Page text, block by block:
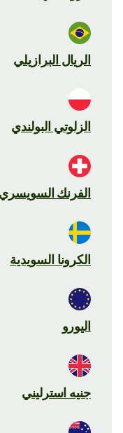
الريال البرازيلي
الزلوتي البولندي
الفرنك السويسري
الكرونا السويدية
اليورو
جنيه استرليني